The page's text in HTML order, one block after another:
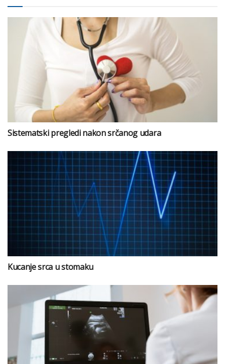
Sistematski pregledi nakon srčanog udara
Kucanje srca u stomaku